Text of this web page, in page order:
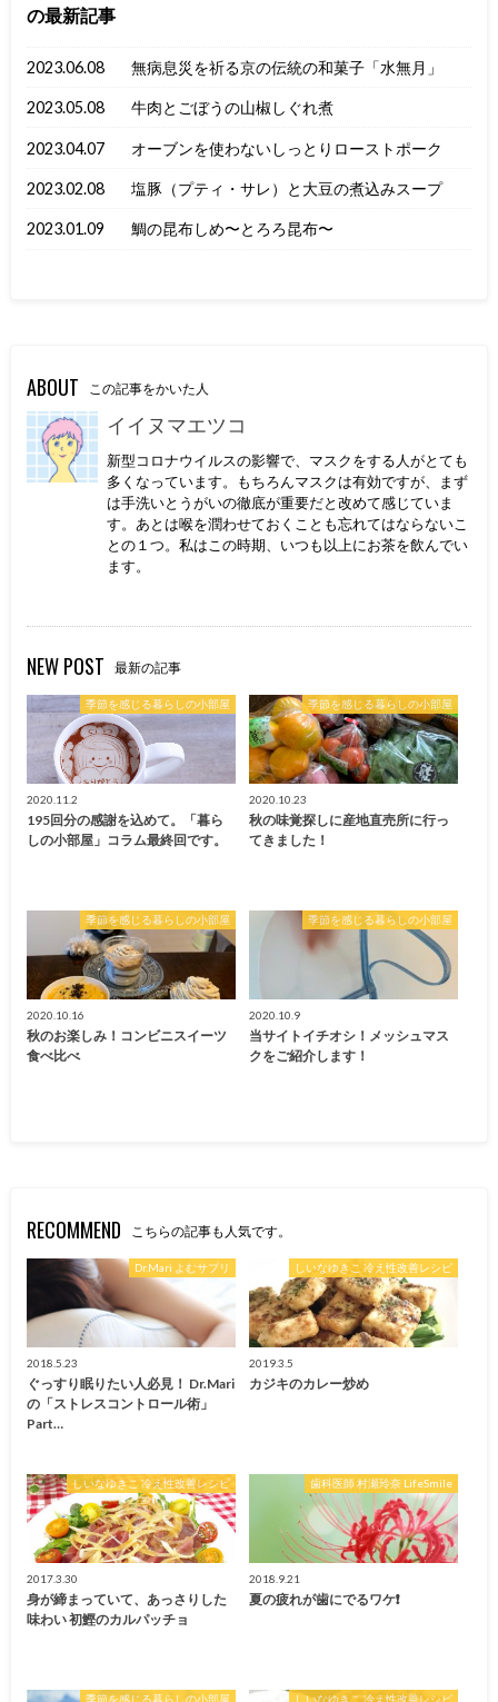
の最新記事
2023.06.08 無病息災を祈る京の伝統の和菓子「水無月」
2023.05.08 牛肉とごぼうの山椒しぐれ煮
2023.04.07 オーブンを使わないしっとりローストポーク
2023.02.08 塩豚（プティ・サレ）と大豆の煮込みスープ
2023.01.09 鯛の昆布しめ〜とろろ昆布〜
ABOUT この記事をかいた人
イイヌマエツコ
新型コロナウイルスの影響で、マスクをする人がとても
多くなっています。もちろんマスクは有効ですが、まず
は手洗いとうがいの徹底が重要だと改めて感じていま
す。あとは喉を潤わせておくことも忘れてはならないこ
との１つ。私はこの時期、いつも以上にお茶を飲んでい
ます。
NEW POST 最新の記事
季節を感じる暮らしの小部屋
2020.11.2
195回分の感謝を込めて。「暮ら
しの小部屋」コラム最終回です。
季節を感じる暮らしの小部屋
2020.10.23
秋の味覚探しに産地直売所に行っ
てきました！
季節を感じる暮らしの小部屋
2020.10.16
秋のお楽しみ！コンビニスイーツ
食べ比べ
季節を感じる暮らしの小部屋
2020.10.9
当サイトイチオシ！メッシュマス
クをご紹介します！
RECOMMEND こちらの記事も人気です。
Dr.Mari よむサプリ
2018.5.23
ぐっすり眠りたい人必見！ Dr.Mari
の「ストレスコントロール術」
Part…
しいなゆきこ 冷え性改善レシピ
2019.3.5
カジキのカレー炒め
しいなゆきこ 冷え性改善レシピ
2017.3.30
身が締まっていて、あっさりした
味わい 初鰹のカルパッチョ
歯科医師 村瀬玲奈 LifeSmile
2018.9.21
夏の疲れが歯にでるワケ❗️
季節を感じる暮らしの小部屋 しいなゆきこ 冷え性改善レシピ